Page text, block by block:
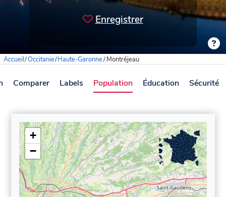
Enregistrer
Accueil/Occitanie/Haute-Garonne/Montréjeau
Comparer Labels Population Éducation Sécurité
+
−